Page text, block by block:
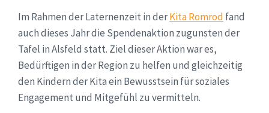
Im Rahmen der Laternenzeit in derKita Romrod fand
auch dieses Jahr die Spendenaktion zugunsten der
Tafel in Alsfeld statt. Ziel dieser Aktion war es,
Bedürftigen in der Region zu helfen und gleichzeitig
den Kindern der Kita ein Bewusstsein für soziales
Engagement und Mitgefühl zu vermitteln.